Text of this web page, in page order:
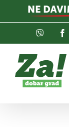
Viber